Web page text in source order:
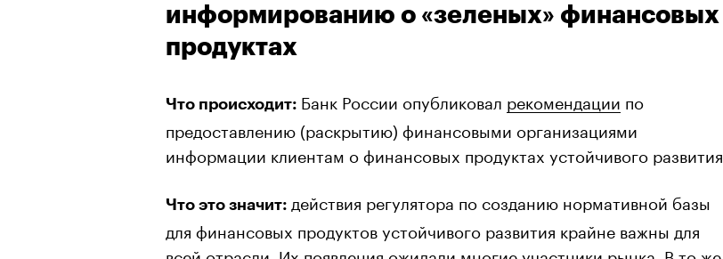
информированию о «зеленых» финансовых
продуктах
Что происходит: Банк России опубликовал рекомендации по
предоставлению (раскрытию) финансовыми организациями
информации клиентам о финансовых продуктах устойчивого развития.
Что это значит: действия регулятора по созданию нормативной базы
для финансовых продуктов устойчивого развития крайне важны для